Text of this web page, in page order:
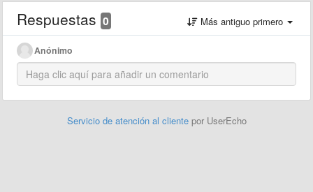
Respuestas 0 Más antiguo primero
Anónimo
Servicio de atención al cliente por UserEcho